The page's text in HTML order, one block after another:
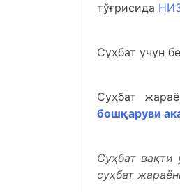
тўғрисида
Суҳбат учун
Суҳбат
бошқаруви
Суҳбат вақти
суҳбат